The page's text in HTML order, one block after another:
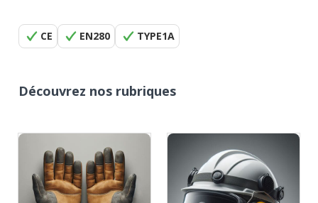
CE EN280 TYPE1A
Découvrez nos rubriques